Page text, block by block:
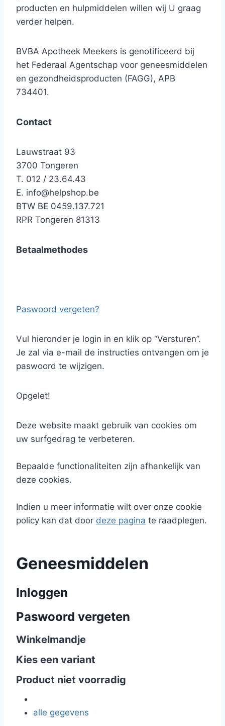
producten en hulpmiddelen willen wij U graag
verder helpen.
BVBA Apotheek Meekers is genotificeerd bij
het Federaal Agentschap voor geneesmiddelen
en gezondheidsproducten (FAGG), APB
734401.
Contact
Lauwstraat 93
3700 Tongeren
T. 012 / 23.64.43
E. info@helpshop.be
BTW BE 0459.137.721
RPR Tongeren 81313
Betaalmethodes
Paswoord vergeten?
Vul hieronder je login in en klik op “Versturen”.
Je zal via e-mail de instructies ontvangen om je
paswoord te wijzigen.
Opgelet!
Deze website maakt gebruik van cookies om
uw surfgedrag te verbeteren.
Bepaalde functionaliteiten zijn afhankelijk van
deze cookies.
Indien u meer informatie wilt over onze cookie
policy kan dat door deze pagina te raadplegen.
Geneesmiddelen
Inloggen
Paswoord vergeten
Winkelmandje
Kies een variant
Product niet voorradig
alle gegevens